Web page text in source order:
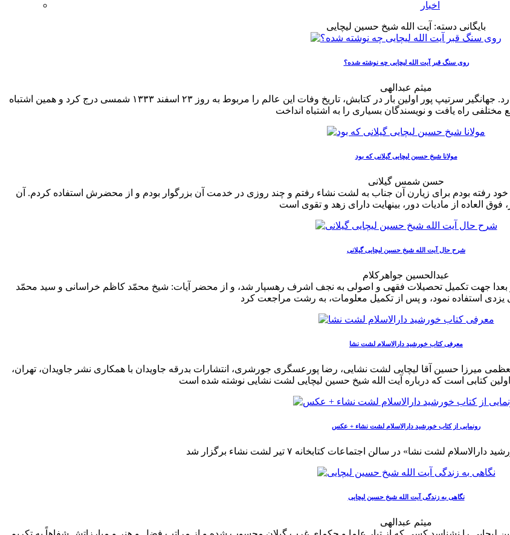
اخبار
بایگانی دسته: آیت الله شیخ حسین لیچایی
روی سنگ قبر آیت الله لیچایی چه نوشته شده؟
میثم عبدالهی
درباره روز رحلت آیت الله لیچایی در منابع تاریخی، یک اشتباه تاریخی وجود دارد. جهانگیر سرتیپ پور اولین بار در کتابش، تاریخ وفات این عالم را مربوط به روز ۲۳ اسفند ۱۳۳۳ شمسی درج کرد و همین اشتباه
مولانا شیخ حسین لیچایی گیلانی که بود
حسن شمس گیلانی
رفته بودم برای زیارن آن جناب به لشت نشاء رفتم و چند روزی در خدمت آن بزرگوار بودم و از محضرش استفاده کردم. آن
شرح حال آیت الله شیخ حسین لیچایی گیلانی
عبدالحسین جواهرکلام
جهت تکمیل تحصیلات فقهى و اصولى به نجف اشرف رهسپار شد، و از محضر آیات: شیخ محمّد کاظم خراسانى و سید محمّد
معرفی کتاب خورشید دارالاسلام لشت نشا
میرزا حسین آقا لیچایی لشت نشایی، رضا پورعسگری جورشری، انتشارات بدرقه جاویدان با همکاری نشر جاویدان، تهران،
رونمایی از کتاب خورشید دارالاسلام لشت نشاء + عکس
نگاهی به زندگی آیت الله شیخ حسین لیچایی
میثم عبدالهی